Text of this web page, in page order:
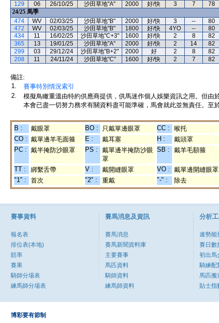
129
06 26/10/25 沙田草地"A" 2000 好/快 3 7
78
24/25 馬季
474
WV 02/03/25 沙田草地"B" 2000 好/快 3 --
80
472
WV 02/03/25 沙田草地"B" 1800 好/快 4YO --
80
434
11 16/02/25 沙田草地"C+3" 1600 好/快 2 8
82
365
13 19/01/25 沙田草地"A" 2000 好/快 2 14
82
299
03 29/12/24 沙田草地"B+2" 2000 好 2 8
82
208
11 24/11/24 沙田草地"C" 1600 好/快 2 7 82
備註:
1.
賽事特別情況索引
2.
模擬鳥瞰重溫由特約供應商提供，供馬迷作個人娛樂資訊之用。但
本會已盡一切努力務求有關資料盡可能準確，馬會就此並無責任。至
B : 戴眼罩 BO : 只戴單邊眼罩 CC :
喉托
CO : 戴單邊羊毛面箍 E : 戴耳塞 H :
戴頭罩
PC : 戴半掩防沙眼罩 PS :
戴單邊半掩防沙眼
罩
SB : 戴羊毛額箍
TT : 綁繫舌帶 V : 戴開縫眼罩 VO : 戴單邊開縫眼罩
"1" :
首次 "2" : 重戴 "-" : 除去
賽事資料
報名表
排位表(本地)
賠率
賽果
騎師分場表
練馬師分場表
賽馬消息及資訊
賽馬消息
賽馬新聞資料庫
主要賽事
馬匹資料
騎師資料
練馬師資料
分析
速勢能
賽日數
初出馬
騎練配
馬匹搬
貼士指
博彩要有節制